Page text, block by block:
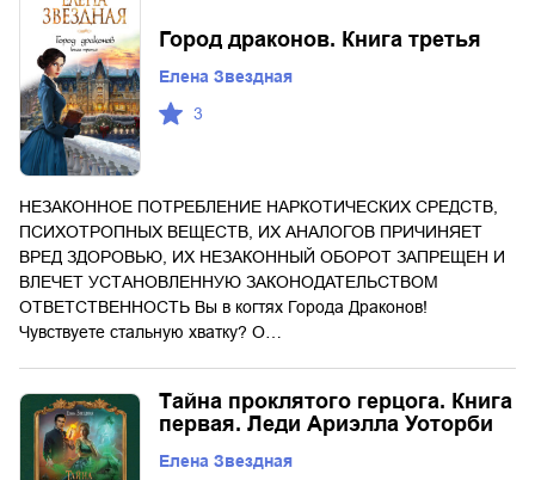
Город драконов. Книга третья
Елена Звездная
3
НЕЗАКОННОЕ ПОТРЕБЛЕНИЕ НАРКОТИЧЕСКИХ СРЕДСТВ,
ПСИХОТРОПНЫХ ВЕЩЕСТВ, ИХ АНАЛОГОВ ПРИЧИНЯЕТ
ВРЕД ЗДОРОВЬЮ, ИХ НЕЗАКОННЫЙ ОБОРОТ ЗАПРЕЩЕН И
ВЛЕЧЕТ УСТАНОВЛЕННУЮ ЗАКОНОДАТЕЛЬСТВОМ
ОТВЕТСТВЕННОСТЬ Вы в когтях Города Драконов!
Чувствуете стальную хватку? О…
Тайна проклятого герцога. Книга
первая. Леди Ариэлла Уоторби
Елена Звездная